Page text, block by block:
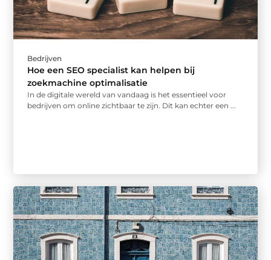
Bedrijven
Hoe een SEO specialist kan helpen bij
zoekmachine optimalisatie
In de digitale wereld van vandaag is het essentieel voor
bedrijven om online zichtbaar te zijn. Dit kan echter een ...